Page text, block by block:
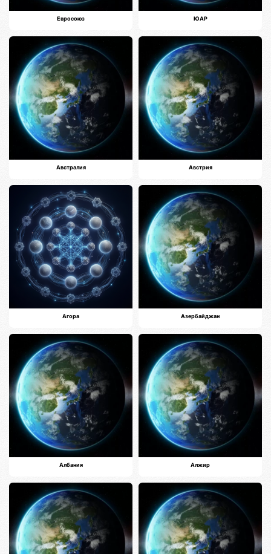
Евросоюз ЮАР
Австралия Австрия
Агора Азербайджан
Албания Алжир